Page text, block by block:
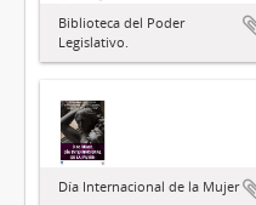
Biblioteca del Poder
Legislativo.
Día Internacional de la Mujer